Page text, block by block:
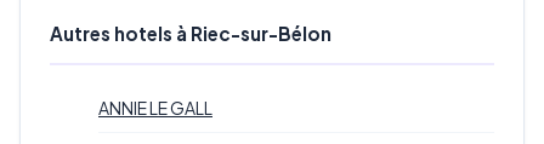
Autres hotels à Riec-sur-Bélon
ANNIE LE GALL